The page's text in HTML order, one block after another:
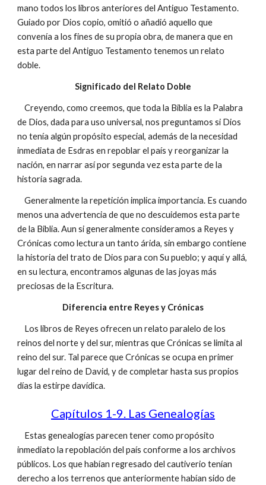
mano todos los libros anteriores del Antiguo Testamento.
Guiado por Dios copio, omitió o añadió aquello que
convenía a los fines de su propia obra, de manera que en
esta parte del Antiguo Testamento tenemos un relato
doble.
Significado del Relato Doble
Creyendo, como creemos, que toda la Biblia es la Palabra
de Dios, dada para uso universal, nos preguntamos si Dios
no tenía algún propósito especial, además de la necesidad
inmediata de Esdras en repoblar el país y reorganizar la
nación, en narrar así por segunda vez esta parte de la
historia sagrada.
Generalmente la repetición implica importancia. Es cuando
menos una advertencia de que no descuidemos esta parte
de la Biblia. Aun si generalmente consideramos a Reyes y
Crónicas como lectura un tanto árida, sin embargo contiene
la historia del trato de Dios para con Su pueblo; y aquí y allá,
en su lectura, encontramos algunas de las joyas más
preciosas de la Escritura.
Diferencia entre Reyes y Crónicas
Los libros de Reyes ofrecen un relato paralelo de los
reinos del norte y del sur, mientras que Crónicas se limita al
reino del sur. Tal parece que Crónicas se ocupa en primer
lugar del reino de David, y de completar hasta sus propios
días la estirpe davídica.
Capítulos 1-9. Las Genealogías
Estas genealogías parecen tener como propósito
inmediato la repoblación del país conforme a los archivos
públicos. Los que habían regresado del cautiverio tenían
derecho a los terrenos que anteriormente habían sido de